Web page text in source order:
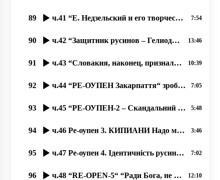
89 ч.41 “Е. Недзельский и его творчество“, 08.11.2020, прот. Димитрий Сидор 7:54
90 ч.42 “Защитник русинов – Гелиодор Пика“, 09.11.2020, прот. Димитрий Сидор 13:46
91 ч.43 “Словакия, наконец, признала за праздник дату 28 10 1918 г.- основание ЧСР“ 09.11.2020 10:39
92 ч.44 “РЕ-ОУПЕН Закарпаття“ зробив заклики давити нас “мягкою силою“ 14.11.2020, Димитрий Сидор 7:05
93 ч.45 “РЕ-ОУПЕН-2 – Скандальний Закон про мови та идентичность“ 15.11.2020, Димитрий Сидор 5:48
94 ч.46 Ре-оупен 3. КИПИАНИ Надо менять купола храмов в Закарпатье. Мало ему конфликтов в Украине؟ 3:46
95 ч.47 Ре-оупен 4. Ідентичність русинів – по-європейськи, чи русинська самосвідомість – по українськи. 7:02
96 ч.48 “RE-OPEN-5“ “Ради Бога, не читайте українські газети до обіду!“ 12:10